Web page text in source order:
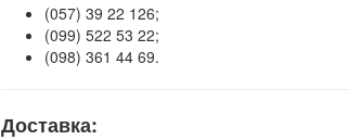
(057) 39 22 126;
(099) 522 53 22;
(098) 361 44 69.
Доставка: